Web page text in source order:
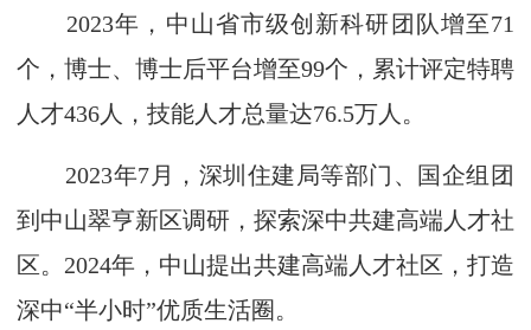
2023年，中山省市级创新科研团队增至71
个，博士、博士后平台增至99个，累计评定特聘
人才436人，技能人才总量达76.5万人。
2023年7月，深圳住建局等部门、国企组团
到中山翠亨新区调研，探索深中共建高端人才社
区。2024年，中山提出共建高端人才社区，打造
深中“半小时”优质生活圈。